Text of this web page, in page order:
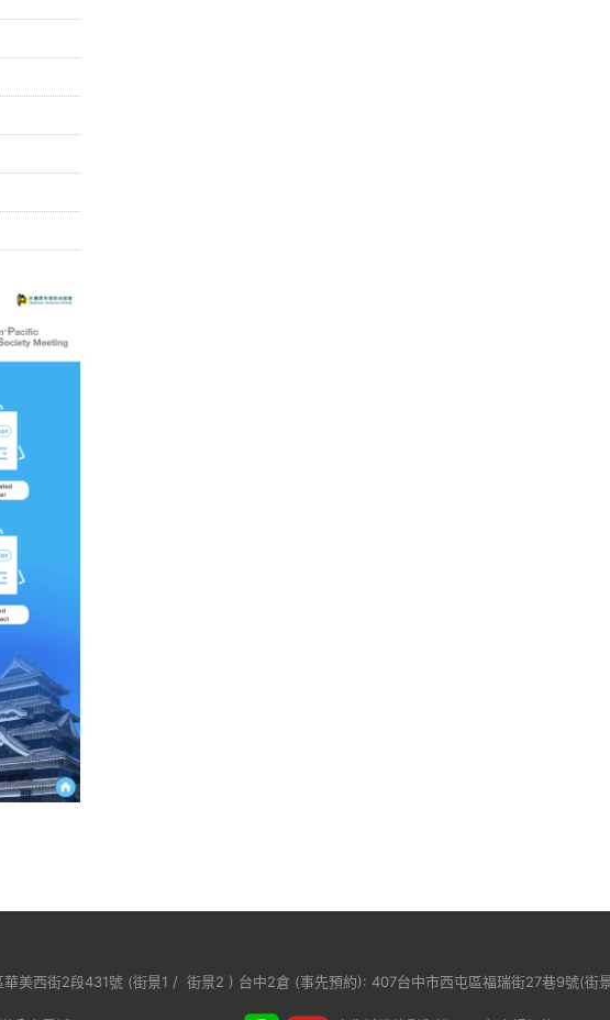
美西街2段431號 (街景1 / 街景2 ) 台中2倉 (事先預約): 407台中市西屯區福瑞街27巷9號(街